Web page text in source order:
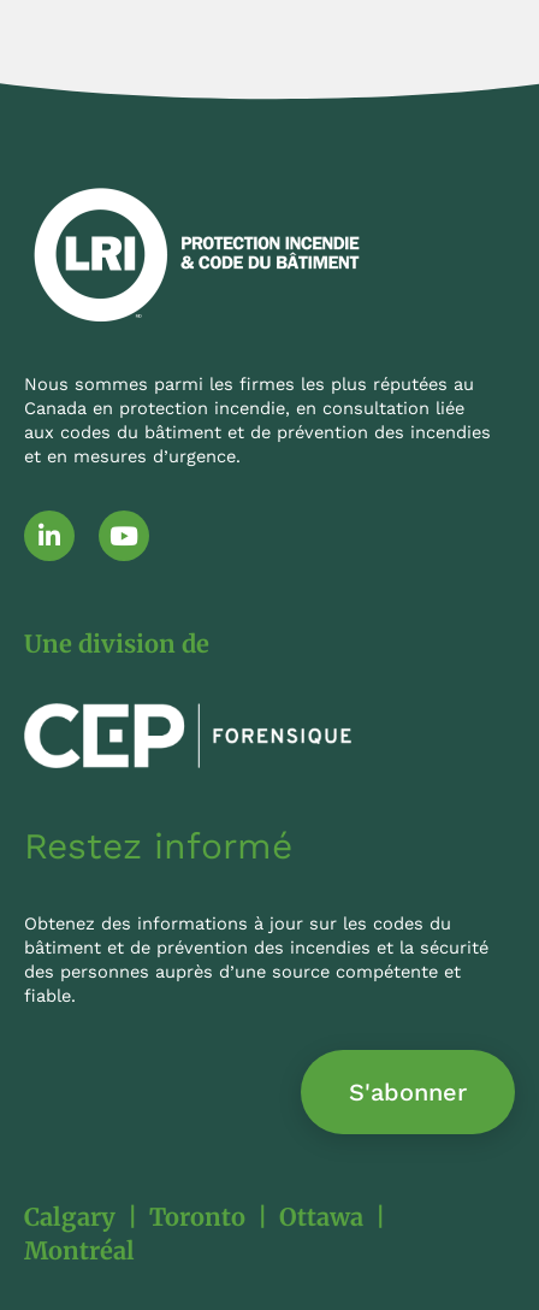
Nous sommes parmi les firmes les plus réputées au
Canada en protection incendie, en consultation liée
aux codes du bâtiment et de prévention des incendies
et en mesures d’urgence.
L
i
d
n
-
i
n
Y
o
b
Une division de
Restez informé
Obtenez des informations à jour sur les codes du
bâtiment et de prévention des incendies et la sécurité
des personnes auprès d’une source compétente et
fiable.
S'abonner
Calgary Toronto Ottawa
Montréal